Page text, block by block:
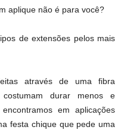
aplique não é para você?
de extensões pelos mais
através de uma fibra
durar menos e
em aplicações
festa chique que pede uma